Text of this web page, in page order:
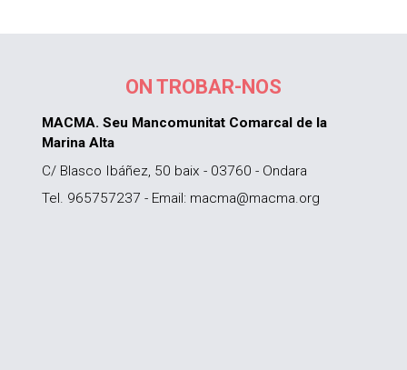
ON TROBAR-NOS
MACMA. Seu Mancomunitat Comarcal de la
Marina Alta
C/ Blasco Ibáñez, 50 baix - 03760 - Ondara
Tel. 965757237 - Email: macma@macma.org